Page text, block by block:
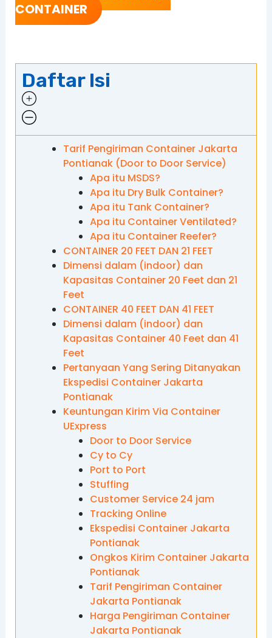
CONTAINER
Daftar Isi
Tarif Pengiriman Container Jakarta
Pontianak (Door to Door Service)
Apa itu MSDS?
Apa itu Dry Bulk Container?
Apa itu Tank Container?
Apa itu Container Ventilated?
Apa itu Container Reefer?
CONTAINER 20 FEET DAN 21 FEET
Dimensi dalam (indoor) dan
Kapasitas Container 20 Feet dan 21
Feet
CONTAINER 40 FEET DAN 41 FEET
Dimensi dalam (indoor) dan
Kapasitas Container 40 Feet dan 41
Feet
Pertanyaan Yang Sering Ditanyakan
Ekspedisi Container Jakarta
Pontianak
Keuntungan Kirim Via Container
UExpress
Door to Door Service
Cy to Cy
Port to Port
Stuffing
Customer Service 24 jam
Tracking Online
Ekspedisi Container Jakarta
Pontianak
Ongkos Kirim Container Jakarta
Pontianak
Tarif Pengiriman Container
Jakarta Pontianak
Harga Pengiriman Container
Jakarta Pontianak